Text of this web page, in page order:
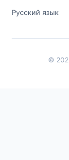
Русский язык
©